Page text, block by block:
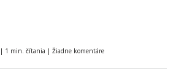
| 1 min. čítania | Žiadne komentáre